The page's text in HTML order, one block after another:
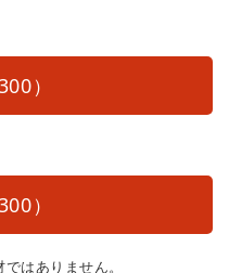
）
）
はありません。